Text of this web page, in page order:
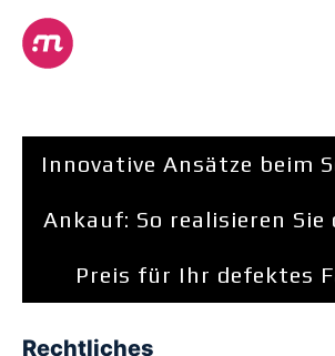
Innovative Ansätze beim
Ankauf: So realisieren Sie
Preis für Ihr defektes
Rechtliches